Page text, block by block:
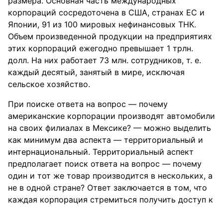
корпораций сосредоточена в США, странах ЕС и
Японии, 91 из 100 мировых нефинансовых ТНК.
Объем произведенной продукции на предприятиях
этих корпораций ежегодно превышает 1 трлн.
долл. На них работает 73 млн. сотрудников, т. е.
каждый десятый, занятый в мире, исключая
сельское хозяйство.
При поиске ответа на вопрос — почему
американские корпорации производят автомобили
на своих филиалах в Мексике? — можно выделить
как минимум два аспекта — территориальный и
интернациональный. Территориальный аспект
предполагает поиск ответа на вопрос — почему
один и тот же товар производится в нескольких, а
не в одной стране? Ответ заключается в том, что
каждая корпорация стремиться получить доступ к